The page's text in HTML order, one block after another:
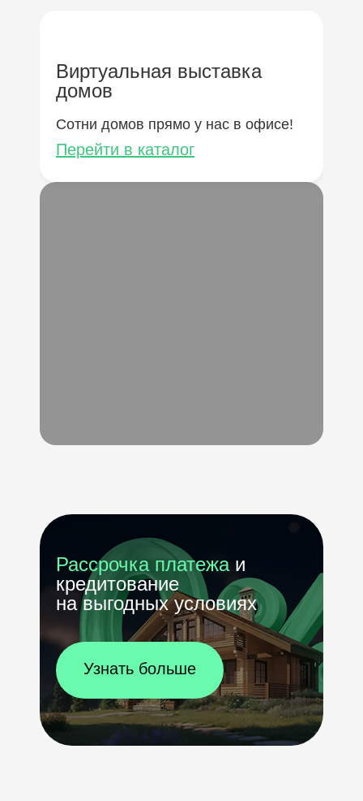
Виртуальная выставка
домов
Сотни домов прямо у нас в офисе!
Перейти в каталог
Рассрочка платежа и
кредитование
на выгодных условиях
Узнать больше